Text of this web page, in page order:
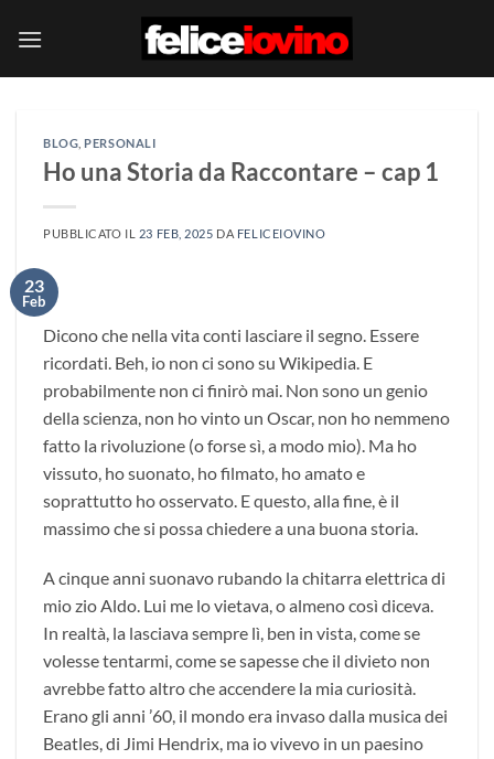
BLOG PERSONALI
Ho una Storia da Raccontare – cap 1
PUBBLICATO IL 23 FEB, 2025 DA FELICEIOVINO
23
Feb
Dicono che nella vita conti lasciare il segno. Essere
ricordati. Beh, io non ci sono su Wikipedia. E
probabilmente non ci finirò mai. Non sono un genio
della scienza, non ho vinto un Oscar, non ho nemmeno
fatto la rivoluzione (o forse sì, a modo mio). Ma ho
vissuto, ho suonato, ho filmato, ho amato e
soprattutto ho osservato. E questo, alla fine, è il
massimo che si possa chiedere a una buona storia.
A cinque anni suonavo rubando la chitarra elettrica di
mio zio Aldo. Lui me lo vietava, o almeno così diceva.
In realtà, la lasciava sempre lì, ben in vista, come se
volesse tentarmi, come se sapesse che il divieto non
avrebbe fatto altro che accendere la mia curiosità.
Erano gli anni ’60, il mondo era invaso dalla musica dei
Beatles, di Jimi Hendrix, ma io vivevo in un paesino